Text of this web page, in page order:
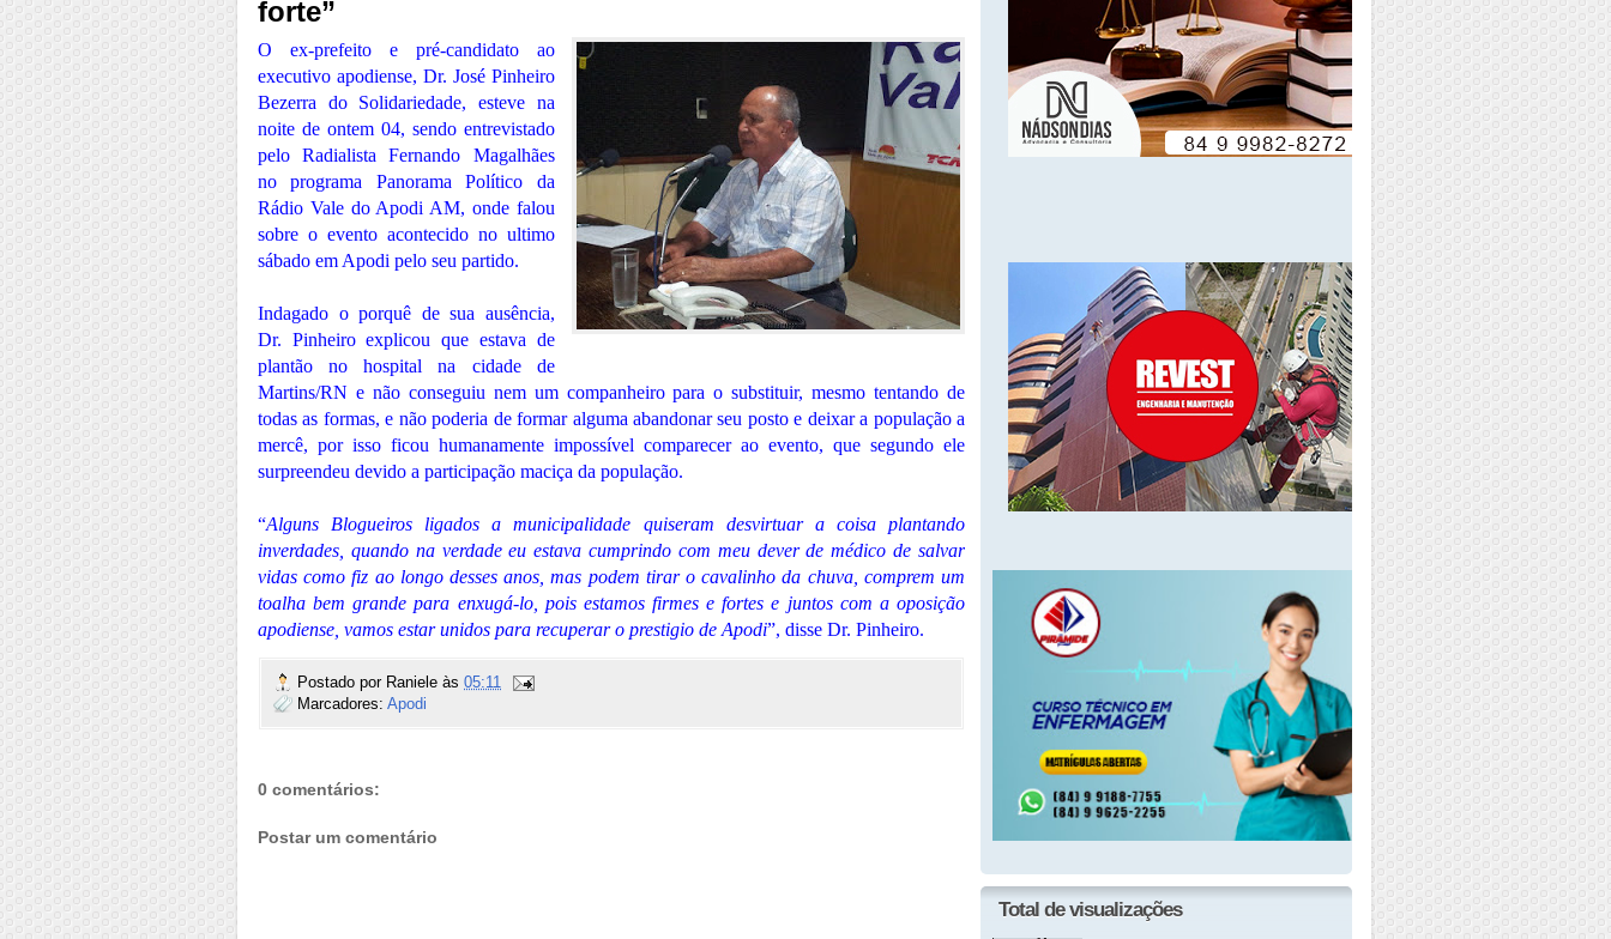
forte”
O ex-prefeito e pré-candidato ao
executivo apodiense, Dr. José Pinheiro
Bezerra do Solidariedade, esteve na
noite de ontem 04, sendo entrevistado
pelo Radialista Fernando Magalhães
no programa Panorama Político da
Rádio Vale do Apodi AM, onde falou
sobre o evento acontecido no ultimo
sábado em Apodi pelo seu partido.
Indagado o porquê de sua ausência,
Dr. Pinheiro explicou que estava de
plantão no hospital na cidade de
Martins/RN e não conseguiu nem um companheiro para o substituir, mesmo tentando de
todas as formas, e não poderia de formar alguma abandonar seu posto e deixar a população a
mercê, por isso ficou humanamente impossível comparecer ao evento, que segundo ele
surpreendeu devido a participação maciça da população.
“Alguns Blogueiros ligados a municipalidade quiseram desvirtuar a coisa plantando
inverdades, quando na verdade eu estava cumprindo com meu dever de médico de salvar
vidas como fiz ao longo desses anos, mas podem tirar o cavalinho da chuva, comprem um
toalha bem grande para enxugá-lo, pois estamos firmes e fortes e juntos com a oposição
apodiense, vamos estar unidos para recuperar o prestigio de Apodi”, disse Dr. Pinheiro.
Postado por Raniele às 05:11
Marcadores: Apodi
0 comentários:
Postar um comentário
Total de visualizações